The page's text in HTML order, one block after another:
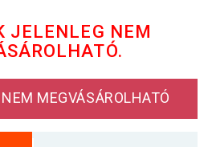
JELENLEG NEM
MEGVÁSÁROLHATÓ